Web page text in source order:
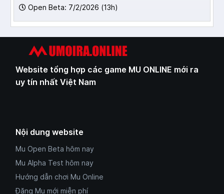
Open Beta: 7/2/2026 (13h)
Website tổng hợp các game MU ONLINE mới ra
uy tín nhất Việt Nam
Nội dung website
Mu Open Beta hôm nay
Mu Alpha Test hôm nay
Hướng dẫn chơi Mu Online
Đăng Mu mới miễn phí